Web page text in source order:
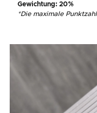
Gewichtung: 20%
*Die maximale